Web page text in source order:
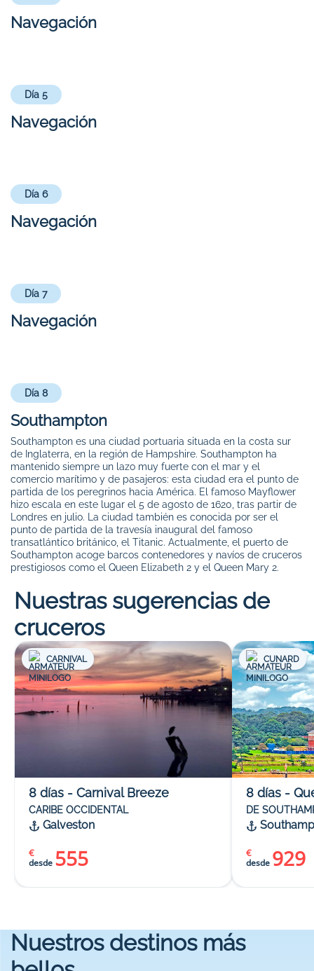
Navegación
Día 5
Navegación
Día 6
Navegación
Día 7
Navegación
Día 8
Southampton
Southampton es una ciudad portuaria situada en la costa sur
de Inglaterra, en la región de Hampshire. Southampton ha
mantenido siempre un lazo muy fuerte con el mar y el
comercio marítimo y de pasajeros: esta ciudad era el punto de
partida de los peregrinos hacia América. El famoso Mayflower
hizo escala en este lugar el 5 de agosto de 1620, tras partir de
Londres en julio. La ciudad también es conocida por ser el
punto de partida de la travesía inaugural del famoso
transatlántico británico, el Titanic. Actualmente, el puerto de
Southampton acoge barcos contenedores y navíos de cruceros
prestigiosos como el Queen Elizabeth 2 y el Queen Mary 2.
Nuestras sugerencias de
cruceros
CARNIVAL
8 días - Carnival Breeze
CARIBE OCCIDENTAL
Galveston
desde 555
€
CUNARD
8 días -
DE
desde 929
€
Nuestros destinos más